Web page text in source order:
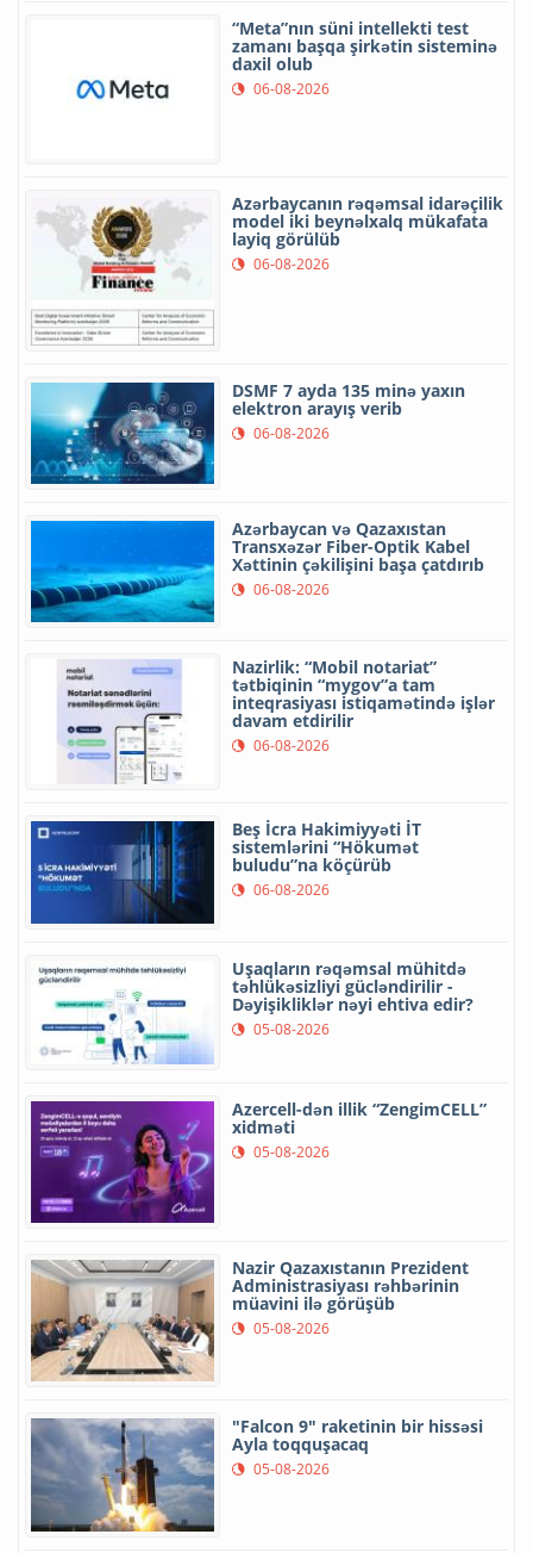
“Meta”nın süni intellekti test
zamanı başqa şirkətin sisteminə
daxil olub
06-08-2026
Azərbaycanın rəqəmsal idarəçilik
model iki beynəlxalq mükafata
layiq görülüb
06-08-2026
DSMF 7 ayda 135 minə yaxın
elektron arayış verib
06-08-2026
Azərbaycan və Qazaxıstan
Transxəzər Fiber-Optik Kabel
Xəttinin çəkilişini başa çatdırıb
06-08-2026
Nazirlik: “Mobil notariat”
tətbiqinin “mygov”a tam
inteqrasiyası istiqamətində işlər
davam etdirilir
06-08-2026
Beş İcra Hakimiyyəti İT
sistemlərini “Hökumət
buludu”na köçürüb
06-08-2026
Uşaqların rəqəmsal mühitdə
təhlükəsizliyi gücləndirilir -
Dəyişikliklər nəyi ehtiva edir?
05-08-2026
Azercell-dən illik “ZengimCELL”
xidməti
05-08-2026
Nazir Qazaxıstanın Prezident
Administrasiyası rəhbərinin
müavini ilə görüşüb
05-08-2026
"Falcon 9" raketinin bir hissəsi
Ayla toqquşacaq
05-08-2026